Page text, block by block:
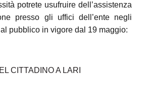
potrete usufruire dell’assistenza
presso gli uffici dell’ente negli
pubblico in vigore dal 19 maggio:
CITTADINO A LARI